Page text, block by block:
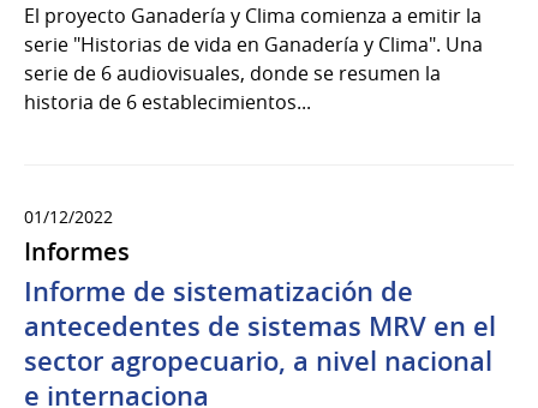
El proyecto Ganadería y Clima comienza a emitir la
serie "Historias de vida en Ganadería y Clima". Una
serie de 6 audiovisuales, donde se resumen la
historia de 6 establecimientos...
01/12/2022
Informes
Informe de sistematización de
antecedentes de sistemas MRV en el
sector agropecuario, a nivel nacional
e internaciona